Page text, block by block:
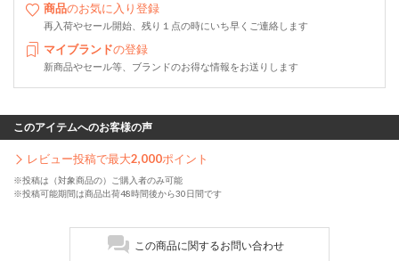
商品のお気に入り登録
再入荷やセール開始、残り１点の時にいち早くご連絡します
マイブランドの登録
新商品やセール等、ブランドのお得な情報をお送りします
このアイテムへのお客様の声
レビュー投稿で最大2,000ポイント
※投稿は（対象商品の）ご購入者のみ可能
※投稿可能期間は商品出荷48時間後から30日間です
この商品に関するお問い合わせ